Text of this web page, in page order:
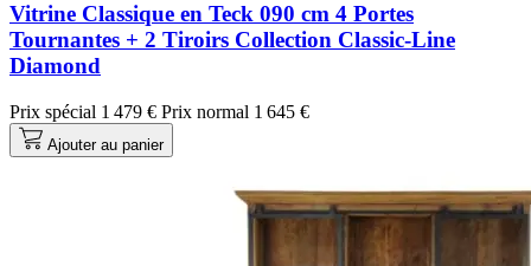
Vitrine Classique en Teck 090 cm 4 Portes
Tournantes + 2 Tiroirs Collection Classic-Line
Diamond
Prix spécial 1 479 € Prix normal 1 645 €
Ajouter au panier